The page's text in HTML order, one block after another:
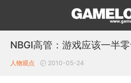
NBGI高管：游戏应该一半
人物观点 2010-05-24